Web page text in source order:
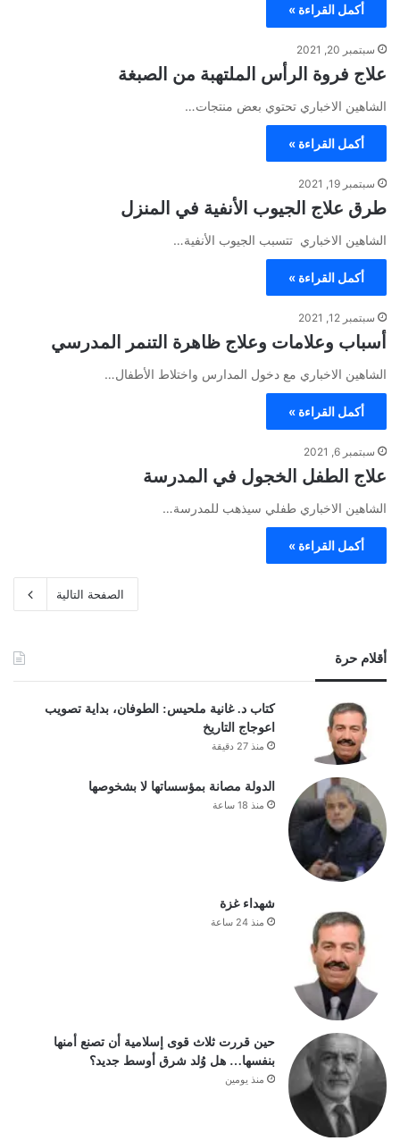
أكمل القراءة »
سبتمبر 20, 2021
علاج فروة الرأس الملتهبة من الصبغة
الشاهين الاخباري تحتوي بعض منتجات…
أكمل القراءة »
سبتمبر 19, 2021
طرق علاج الجيوب الأنفية في المنزل
الشاهين الاخباري تتسبب الجيوب الأنفية…
أكمل القراءة »
سبتمبر 12, 2021
أسباب وعلامات وعلاج ظاهرة التنمر المدرسي
الشاهين الاخباري مع دخول المدارس واختلاط الأطفال…
أكمل القراءة »
سبتمبر 6, 2021
علاج الطفل الخجول في المدرسة
الشاهين الاخباري طفلي سيذهب للمدرسة…
أكمل القراءة »
الصفحة التالية
أقلام حرة
كتاب د. غانية ملحيس: الطوفان، بداية تصويب
اعوجاج التاريخ
منذ 27 دقيقة
الدولة مصانة بمؤسساتها لا بشخوصها
منذ 18 ساعة
شهداء غزة
منذ 24 ساعة
حين قررت ثلاث قوى إسلامية أن تصنع أمنها
بنفسها… هل وُلد شرق أوسط جديد؟
منذ يومين